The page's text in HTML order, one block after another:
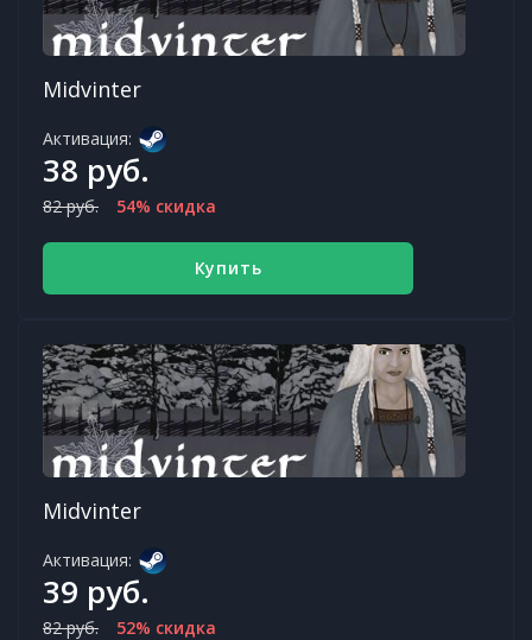
Midvinter
Активация:
38 руб.
82 руб. 54% скидка
Купить
Midvinter
Активация:
39 руб.
82 руб. 52% скидка